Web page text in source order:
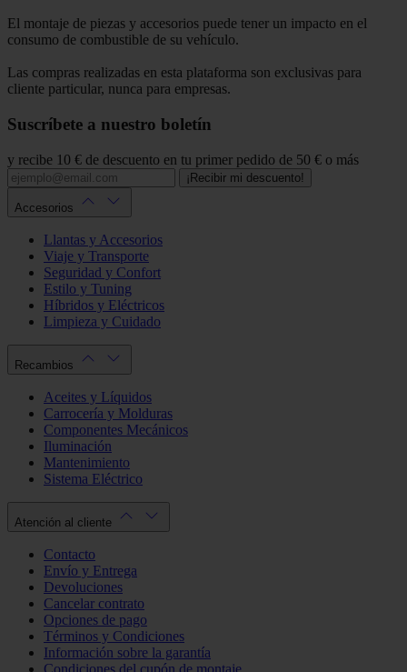
El montaje de piezas y accesorios puede tener un impacto en el
consumo de combustible de su vehículo.
Las compras realizadas en esta plataforma son exclusivas para
cliente particular, nunca para empresas.
Suscríbete a nuestro boletín
y recibe 10 € de descuento en tu primer pedido de 50 € o más
¡Recibir mi descuento!
Accesorios
Llantas y Accesorios
Viaje y Transporte
Seguridad y Confort
Estilo y Tuning
Híbridos y Eléctricos
Limpieza y Cuidado
Recambios
Aceites y Líquidos
Carrocería y Molduras
Componentes Mecánicos
Iluminación
Mantenimiento
Sistema Eléctrico
Atención al cliente
Contacto
Envío y Entrega
Devoluciones
Cancelar contrato
Opciones de pago
Términos y Condiciones
Información sobre la garantía
Condiciones del cupón de montaje